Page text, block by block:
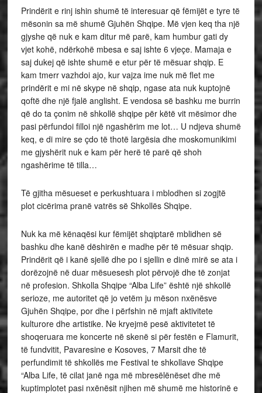
Prindërit e rinj ishin shumë të interesuar që fëmijët e tyre të
mësonin sa më shumë Gjuhën Shqipe. Më vjen keq tha një
gjyshe që nuk e kam ditur më parë, kam humbur gati dy
vjet kohë, ndërkohë mbesa e saj ishte 6 vjeçe. Mamaja e
saj dukej që ishte shumë e etur për të mësuar shqip. E
kam tmerr vazhdoi ajo, kur vajza ime nuk më flet me
prindërit e mi në skype në shqip, ngase ata nuk kuptojnë
qoftë dhe një fjalë anglisht. E vendosa së bashku me burrin
që do ta çonim në shkollë shqipe për këtë vit mësimor dhe
pasi përfundoi filloi një ngashërim me lot… U ndjeva shumë
keq, e di mire se çdo të thotë largësia dhe moskomunikimi
me gjyshërit nuk e kam për herë të parë që shoh
ngashërime të tilla…
Të gjitha mësueset e perkushtuara i mblodhen si zogjtë
plot cicërima pranë vatrës së Shkollës Shqipe.
Nuk ka më kënaqësi kur fëmijët shqiptarë mblidhen së
bashku dhe kanë dëshirën e madhe për të mësuar shqip.
Prindërit që i kanë sjellë dhe po i sjellin e dinë mirë se ata i
dorëzojnë në duar mësuesesh plot përvojë dhe të zonjat
në profesion. Shkolla Shqipe “Alba Life” është një shkollë
serioze, me autoritet që jo vetëm ju mëson nxënësve
Gjuhën Shqipe, por dhe i përfshin në mjaft aktivitete
kulturore dhe artistike. Ne kryejmë pesë aktivitetet të
shoqeruara me koncerte në skenë si për festën e Flamurit,
të fundvitit, Pavaresine e Kosoves, 7 Marsit dhe të
perfundimit të shkollës me Festival te shkollave Shqipe
“Alba Life, të cilat janë nga më mbresëlënëset dhe më
kuptimplotet pasi nxënësit njihen më shumë me historinë e